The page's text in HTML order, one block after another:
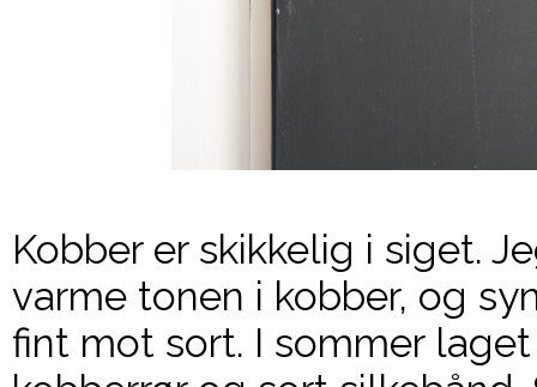
Kobber er skikkelig i siget.
varme tonen i kobber, og
fint mot sort. I sommer